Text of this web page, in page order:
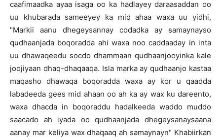
caafimaadka ayaa isaga oo ka hadlayey daraasaddan oo
uu khubarada sameeyey ka mid ahaa waxa uu yidhi,
"Markii aanu dhegeysannay codadka ay samaynayso
qudhaanjada boqoradda ahi waxa noo caddaaday in inta
uu dhawaqeedu socdo dhammaan qudhaanjooyinka kale
joojiyaan dhaq-dhaqaaqa. Isla marka ay qudhaanjo kastaa
maqasho dhawaqa boqoradda waxa ay kor u qaadda
labadeeda gees mid ahaan oo ah ka ay wax ku dareento,
waxa dhacda in boqoraddu hadalkeeda waddo muddo
saacado ah iyada oo qudhaanjada dhegeysanaysaana
aanay mar keliya wax dhaqaaq ah samaynayn" Khabiirkan